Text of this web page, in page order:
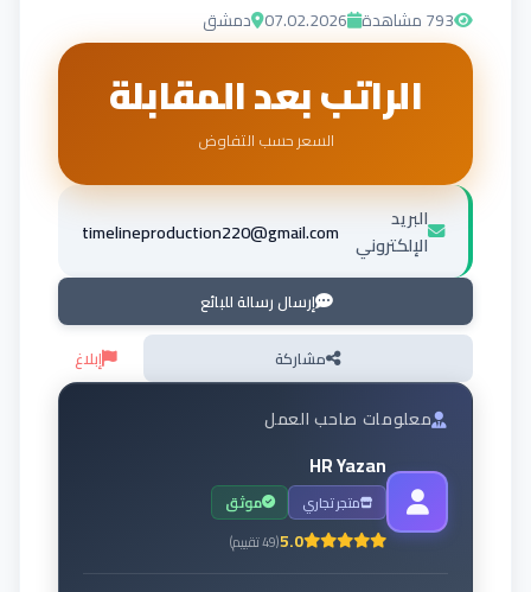
793مشاهدة 07.02.2026 دمشق
الراتب بعد المقابلة
السعر حسب التفاوض
البريد
الإلكتروني timelineproduction220@gmail.com
إرسال رسالة للبائع
مشاركة
إبلاغ
معلومات صاحب العمل
HR Yazan
متجر تجاري موثق
5.0
(
49تقييم)